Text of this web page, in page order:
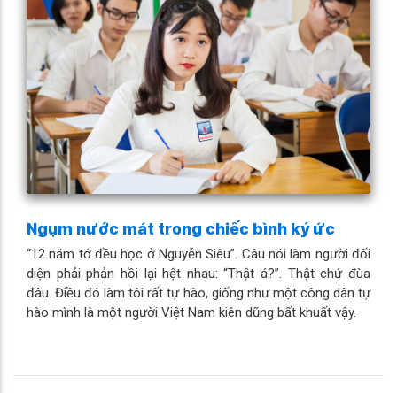
Ngụm nước mát trong chiếc bình ký ức
“12 năm tớ đều học ở Nguyễn Siêu”. Câu nói làm người đối
diện phải phản hồi lại hệt nhau: “Thật á?”. Thật chứ đùa
đâu. Điều đó làm tôi rất tự hào, giống như một công dân tự
hào mình là một người Việt Nam kiên dũng bất khuất vậy.